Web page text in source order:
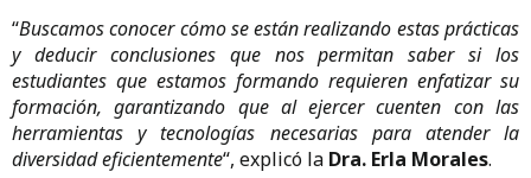
“Buscamos conocer cómo se están realizando estas prácticas
y deducir conclusiones que nos permitan saber si los
estudiantes que estamos formando requieren enfatizar su
formación, garantizando que al ejercer cuenten con las
herramientas y tecnologías necesarias para atender la
diversidad eficientemente“, explicó la Dra. Erla Morales.